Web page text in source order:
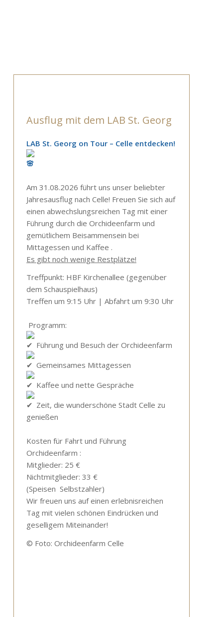
Ausflug mit dem LAB St. Georg
LAB St. Georg on Tour – Celle entdecken!
Am 31.08.2026 führt uns unser beliebter
Jahresausflug nach Celle! Freuen Sie sich auf
einen abwechslungsreichen Tag mit einer
Führung durch die Orchideenfarm und
gemütlichem Beisammensein bei
Mittagessen und Kaffee .
Es gibt noch wenige Restplätze!
Treffpunkt: HBF Kirchenallee (gegenüber
dem Schauspielhaus)
Treffen um 9:15 Uhr | Abfahrt um 9:30 Uhr
Programm:
Führung und Besuch der Orchideenfarm
Gemeinsames Mittagessen
Kaffee und nette Gespräche
Zeit, die wunderschöne Stadt Celle zu
genießen
Kosten für Fahrt und Führung
Orchideenfarm :
Mitglieder: 25 €
Nichtmitglieder: 33 €
(Speisen Selbstzahler)
Wir freuen uns auf einen erlebnisreichen
Tag mit vielen schönen Eindrücken und
geselligem Miteinander!
© Foto: Orchideenfarm Celle